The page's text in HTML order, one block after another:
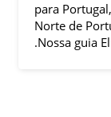
para
Norte de
.Nossa guia